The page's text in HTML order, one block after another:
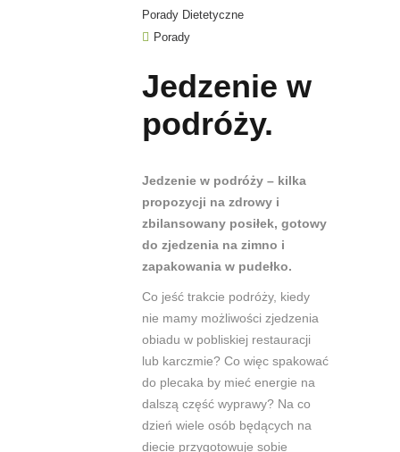
Porady Dietetyczne
Porady
Jedzenie w
podróży.
Jedzenie w podróży – kilka
propozycji na zdrowy i
zbilansowany posiłek, gotowy
do zjedzenia na zimno i
zapakowania w pudełko.
Co jeść trakcie podróży, kiedy
nie mamy możliwości zjedzenia
obiadu w pobliskiej restauracji
lub karczmie? Co więc spakować
do plecaka by mieć energie na
dalszą część wyprawy? Na co
dzień wiele osób będących na
diecie przygotowuje sobie